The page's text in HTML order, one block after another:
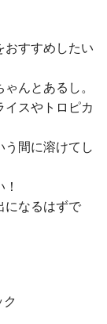
おすすめしたい
んとあるし。
イスやトロピカ
う間に溶けてし
になるはずで